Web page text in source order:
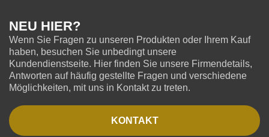
NEU HIER?
Wenn Sie Fragen zu unseren Produkten oder Ihrem Kauf
haben, besuchen Sie unbedingt unsere
Kundendienstseite. Hier finden Sie unsere Firmendetails,
Antworten auf häufig gestellte Fragen und verschiedene
Möglichkeiten, mit uns in Kontakt zu treten.
KONTAKT